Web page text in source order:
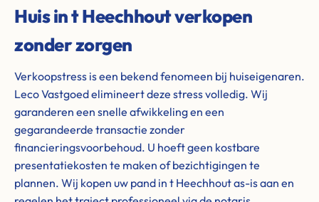
Huis in t Heechhout verkopen
zonder zorgen
Verkoopstress is een bekend fenomeen bij huiseigenaren.
Leco Vastgoed elimineert deze stress volledig. Wij
garanderen een snelle afwikkeling en een
gegarandeerde transactie zonder
financieringsvoorbehoud. U hoeft geen kostbare
presentatiekosten te maken of bezichtigingen te
plannen. Wij kopen uw pand in t Heechhout as-is aan en